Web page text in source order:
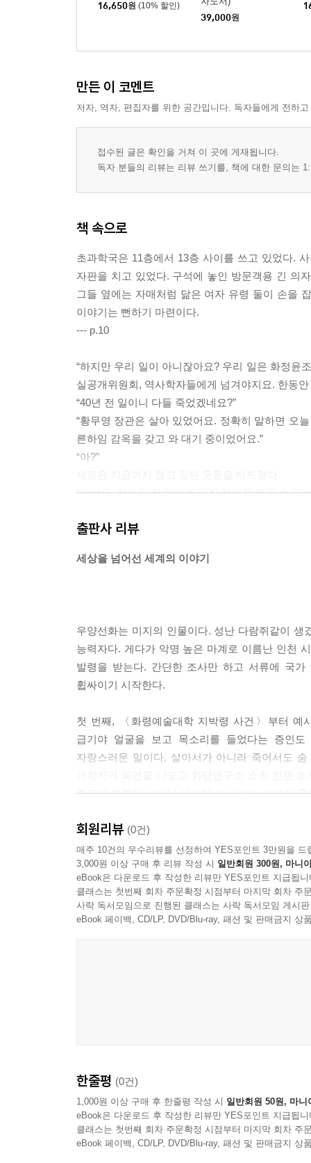
16,650원 (10% 할인)
39,000원
만든 이 코멘트
저자, 역자, 편집자를 위한 공간입니다. 독자들에게 전하
접수된 글은 확인을 거쳐 이 곳에 게재됩니다.
독자 분들의 리뷰는 리뷰 쓰기를, 책에 대한 문의는
책 속으로
초과학국은 11층에서 13층 사이를 쓰고 있었다.
자판을 치고 있었다. 구석에 놓인 방문객용 긴 의
그들 옆에는 자매처럼 닮은 여자 유령 둘이 손을
이야기는 뻔하기 마련이다.
--- p.10
“하지만 우리 일이 아니잖아요? 우리 일은 화정윤
실공개위원회, 역사학자들에게 넘겨야지요. 한동
“40년 전 일이니 다들 죽었겠네요?”
“황무영 장관은 살아 있었어요. 정확히 말하면 오
른하임 감옥을 갖고 와 대기 중이었어요.”
“아?”
“맞아요. 적어도 한 명에겐 아직 책임을 물을 수 있
도 절차상 약간 까다로운 부분이 있어서 제가 시작
수되느냐를 두고 고민하는 것 같던데. 하여간 대
--- p.49
“상윤수 교수의 의견을 예로 들겠습니다. 이분은
습니다. 얼굴을 그리기 시작했고 체형과 연령대
전 정철승/이양진영의 잠실 빌딩 벽화 프로젝트
그 그림은 1956년 4월 탐라 학살을 반영한 것이었
“호랑이로 사는 것도 쉬운 일이 아닐 텐데요. 잘 알
선화가 말했다.
“맞습니다. 우리는 이 모든 걸 심각한 동물 학대
으니 공중 보건 문제이기도 합니다. 캔자스 독감
--- p.89
“내가 없었다면 윤씨 집안 사람들은 여전히 공화
가 그것을 산 사람들에게 들려주었기 때문에 이
사악한 자들의 집합이니까. 공화국이 나은 점은
출판사 리뷰
세상을 넘어선 세계의 이야기
우양선화는 미지의 인물이다. 성난 다람쥐같이
능력자다. 게다가 악명 높은 마계로 이름난 인천
발령을 받는다. 간단한 조사만 하고 서류에 국
휩싸이기 시작한다.
첫 번째, 〈화령예술대학 지박령 사건〉부터 예
급기야 얼굴을 보고 목소리를 들었다는 증인도
자랑스러운 일이다. 살아서가 아니라 죽어서도
학교에 유령이 나타난 사건이 아니었다. 오래전
유령은 왜 지금 나타났을까?
〈지리산 창귀 사건〉은 사람들이 죽어서도 가
한다. 이미 신령들의 대도시가 되어 버린 지리산
이야기는 인간의 세계와 비인간의 세계가 씨줄
담겨 있다. 장르소설의 장점으로 우리가 살고 있
대해 근본적인 질문을 던진다. 과연 세상은 살아
회원리뷰 (0건)
매주 10건의 우수리뷰를 선정하여 YES포인트 3만원을 드
3,000원 이상 구매 후 리뷰 작성 시 일반회원 300원, 마니
eBook은 다운로드 후 작성한 리뷰만 YES포인트 지급됩니
클래스는 첫번째 회차 주문확정 시점부터 마지막 회차 주
사락 독서모임으로 진행된 클래스는 사락 독서모임 게시
eBook 페이백, CD/LP, DVD/Blu-ray, 패션 및 판매금지 상
한줄평 (0건)
1,000원 이상 구매 후 한줄평 작성 시 일반회원 50원, 마니
eBook은 다운로드 후 작성한 리뷰만 YES포인트 지급됩니
클래스는 첫번째 회차 주문확정 시점부터 마지막 회차 주
eBook 페이백, CD/LP, DVD/Blu-ray, 패션 및 판매금지 상